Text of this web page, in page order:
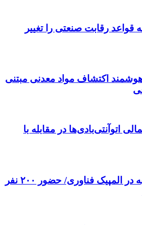
قواعد رقابت صنعتی را تغییر
اکتشاف مواد معدنی مبتنی
اتوآنتی‌بادی‌ها در مقابله با
رقابت ۴۷۰۰ نخبه در المپیک فناوری/ حضور ۲۰۰ نفر